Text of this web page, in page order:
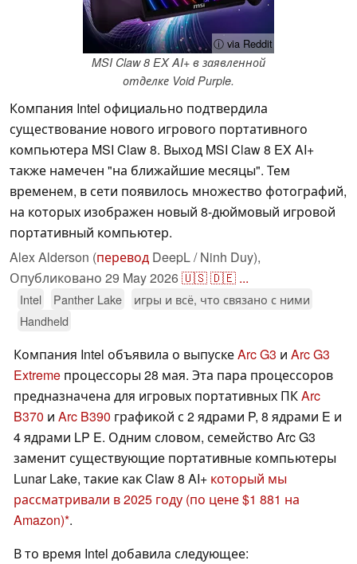
ⓘ via Reddit
MSI Claw 8 EX AI+ в заявленной
отделке Void Purple.
Компания Intel официально подтвердила
существование нового игрового портативного
компьютера MSI Claw 8. Выход MSI Claw 8 EX AI+
также намечен "на ближайшие месяцы". Тем
временем, в сети появилось множество фотографий,
на которых изображен новый 8-дюймовый игровой
портативный компьютер.
Alex Alderson (перевод DeepL / Ninh Duy),
Опубликовано 29 May 2026🇺🇸🇩🇪 ...
Intel Panther Lake
игры и всё, что связано с ними
Handheld
Компания Intel объявила о выпускеArc G3 и Arc G3
Extreme процессоры 28 мая. Эта пара процессоров
предназначена для игровых портативных ПКArc
B370 и Arc B390 графикой с 2 ядрами P, 8 ядрами E и
4 ядрами LP E. Одним словом, семейство Arc G3
заменит существующие портативные компьютеры
Lunar Lake, такие как Claw 8 AI+ который мы
рассматривали в 2025 году (по цене $1 881 на
Amazon) .
В то время Intel добавила следующее: